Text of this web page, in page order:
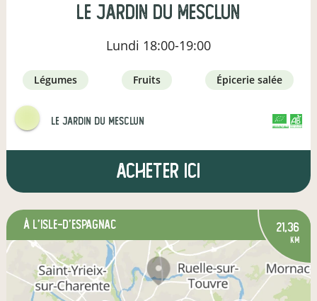
LE jARDIN DU MESCLUN
Lundi 18:00-19:00
légumes fruits épicerie salée
Le Jardin Du Mesclun
Acheter ici
à L'Isle-d'Espagnac 21,36
km